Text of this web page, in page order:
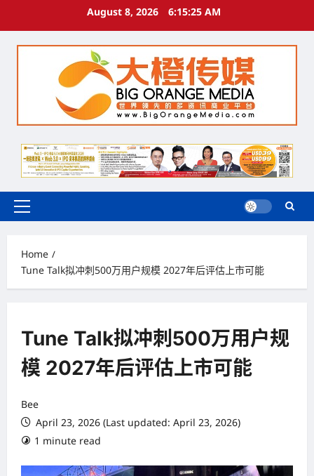
August 8, 2026 6:15:26 AM
Primary
Home
Tune Talk拟冲刺500万用户规模 2027年后评估上市可能
Tune Talk拟冲刺500万用户规
模 2027年后评估上市可能
Bee
April 23, 2026 (Last updated: April 23, 2026)
1 minute read